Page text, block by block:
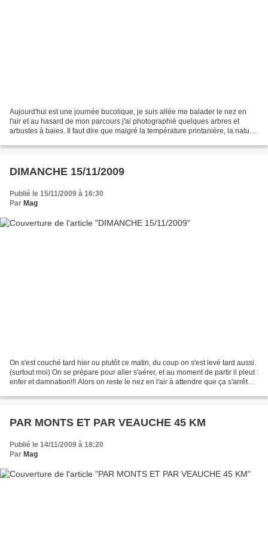
Aujourd'hui est une journée bucolique, je suis allée me balader le nez en
l'air et au hasard de mon parcours j'ai photographié quelques arbres et
arbustes à baies. Il faut dire que malgré la température printanière, la nature
DIMANCHE 15/11/2009
Publié le 15/11/2009 à 16:30
Par Mag
On s'est couché tard hier ou plutôt ce matin, du coup on s'est levé tard aussi.
(surtout moi) On se prépare pour aller s'aérer, et au moment de partir il pleut :
enfer et damnation!!! Alors on reste le nez en l'air à attendre que ça s'arrête
PAR MONTS ET PAR VEAUCHE 45 KM
Publié le 14/11/2009 à 18:20
Par Mag